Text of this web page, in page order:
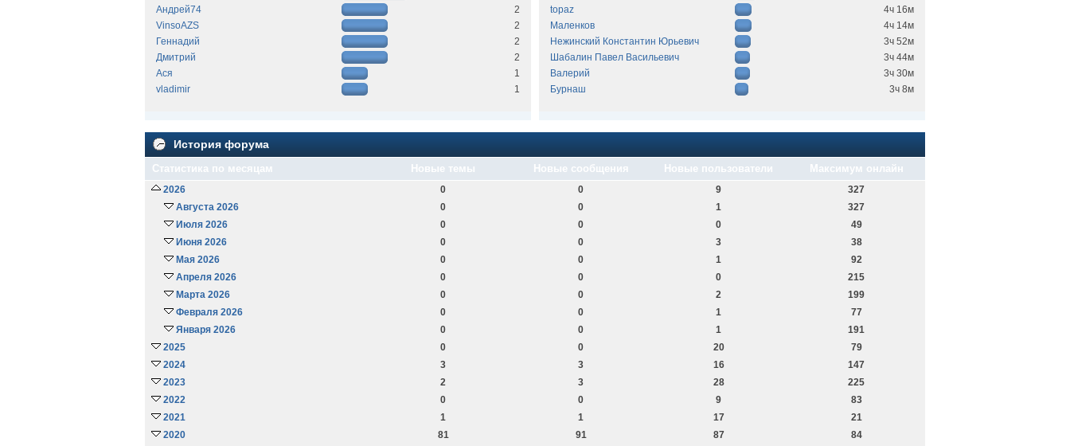
Андрей74
2
VinsoAZS
2
Геннадий
2
Дмитрий
2
Ася
1
vladimir
1
topaz
4ч 16м
Маленков
4ч 14м
Нежинский Константин Юрьевич
3ч 52м
Шабалин Павел Васильевич
3ч 44м
Валерий
3ч 30м
Бурнаш
3ч 8м
История форума
Статистика по месяцам Новые темы Новые сообщения Новые пользователи
Максимум онлайн
2026
0 0 9
327
Августа 2026
0 0 1
327
Июля 2026
0 0 0
49
Июня 2026
0 0 3
38
Мая 2026
0 0 1
92
Апреля 2026
0 0 0
215
Марта 2026
0 0 2
199
Февраля 2026
0 0 1
77
Января 2026
0 0 1
191
2025
0 0 20
79
2024
3 3 16
147
2023
2 3 28
225
2022
0 0 9
83
2021
1 1 17
21
2020
81 91 87
84